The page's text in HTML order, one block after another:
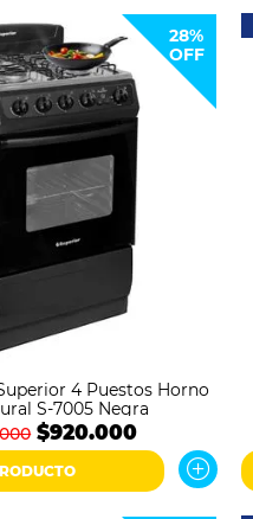
28%
OFF
4 Puestos Horno
S-7005 Negra
$920.000